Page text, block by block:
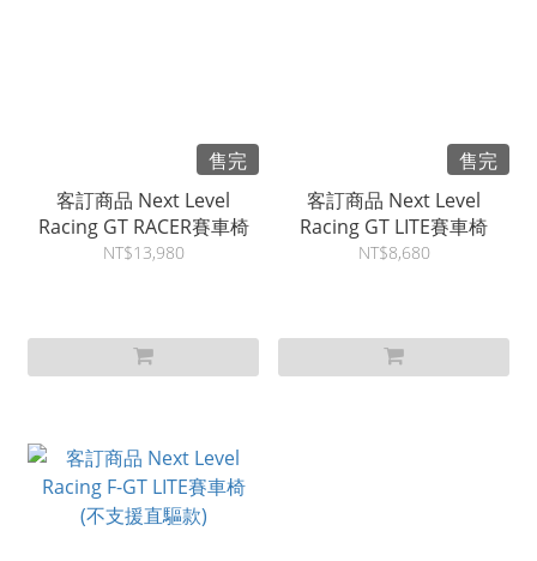
售完
客訂商品 Next Level
Racing GT RACER賽車椅
NT$13,980
售完
客訂商品 Next Level
Racing GT LITE賽車椅
NT$8,680